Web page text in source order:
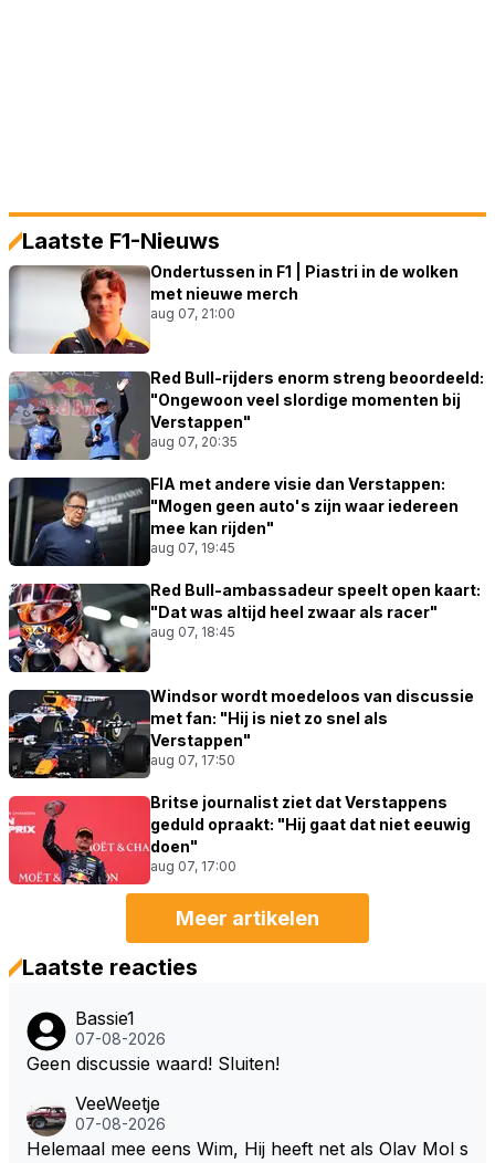
Laatste F1-Nieuws
Ondertussen in F1 | Piastri in de wolken
met nieuwe merch
aug 07, 21:00
Red Bull-rijders enorm streng beoordeeld:
"Ongewoon veel slordige momenten bij
Verstappen"
aug 07, 20:35
FIA met andere visie dan Verstappen:
"Mogen geen auto's zijn waar iedereen
mee kan rijden"
aug 07, 19:45
Red Bull-ambassadeur speelt open kaart:
"Dat was altijd heel zwaar als racer"
aug 07, 18:45
Windsor wordt moedeloos van discussie
met fan: "Hij is niet zo snel als
Verstappen"
aug 07, 17:50
Britse journalist ziet dat Verstappens
geduld opraakt: "Hij gaat dat niet eeuwig
doen"
aug 07, 17:00
Meer artikelen
Laatste reacties
Bassie1
07-08-2026
Geen discussie waard! Sluiten!
VeeWeetje
07-08-2026
Helemaal mee eens Wim, Hij heeft net als Olav Mol s